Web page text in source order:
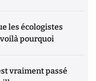
les écologistes
pourquoi
vraiment passé